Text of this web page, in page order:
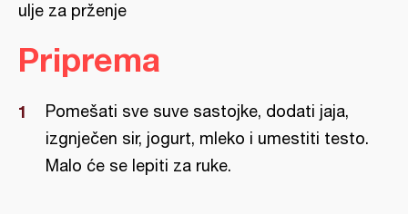
ulje za prženje
Priprema
Pomešati sve suve sastojke, dodati jaja,
izgnječen sir, jogurt, mleko i umestiti testo.
Malo će se lepiti za ruke.